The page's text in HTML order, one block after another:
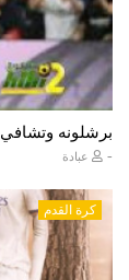
برشلونه وتشافي
- عبادة
كرة القدم